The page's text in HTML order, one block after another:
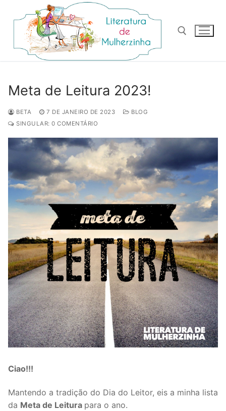
para
conteúdo
Meta de Leitura 2023!
BETA 7 DE JANEIRO DE 2023
BLOG
SINGULAR: 0 COMENTÁRIO
Ciao!!!
Mantendo a tradição do Dia do Leitor, eis a minha lista
da Meta de Leitura para o ano.